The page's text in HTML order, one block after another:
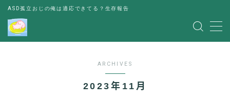
ASD孤立おじの俺は適応できてる？生存報告
MENU
ARCHIVES
2023年11月